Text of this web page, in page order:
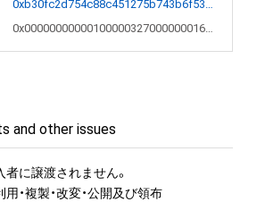
0xb30fc2d754c88c451275b743b6f530f19f643683
0x00000000000100000327000000016c97
and other issues
に譲渡されません。
・複製・改変・公開及び領布